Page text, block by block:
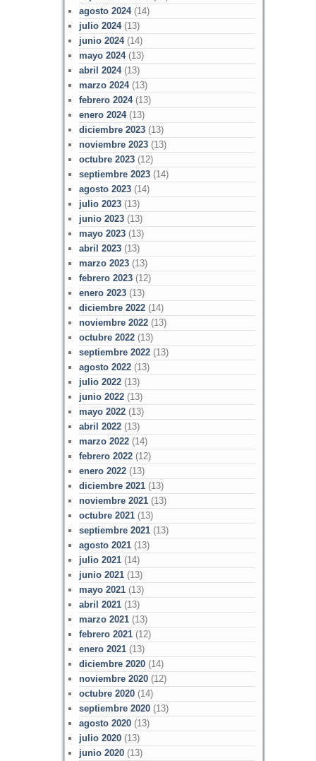
agosto 2024(14)
julio 2024(13)
junio 2024(14)
mayo 2024(13)
abril 2024(13)
marzo 2024(13)
febrero 2024(13)
enero 2024(13)
diciembre 2023(13)
noviembre 2023(13)
octubre 2023(12)
septiembre 2023(14)
agosto 2023(14)
julio 2023(13)
junio 2023(13)
mayo 2023(13)
abril 2023(13)
marzo 2023(13)
febrero 2023(12)
enero 2023(13)
diciembre 2022(14)
noviembre 2022(13)
octubre 2022(13)
septiembre 2022(13)
agosto 2022(13)
julio 2022(13)
junio 2022(13)
mayo 2022(13)
abril 2022(13)
marzo 2022(14)
febrero 2022(12)
enero 2022(13)
diciembre 2021(13)
noviembre 2021(13)
octubre 2021(13)
septiembre 2021(13)
agosto 2021(13)
julio 2021(14)
junio 2021(13)
mayo 2021(13)
abril 2021(13)
marzo 2021(13)
febrero 2021(12)
enero 2021(13)
diciembre 2020(14)
noviembre 2020(12)
octubre 2020(14)
septiembre 2020(13)
agosto 2020(13)
julio 2020(13)
junio 2020(13)